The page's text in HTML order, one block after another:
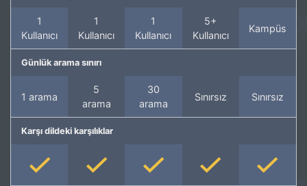
1
Kullanıcı
1
Kullanıcı
1
Kullanıcı
5+
Kullanıcı
Kampüs
Günlük arama sınırı
1 arama
5
arama
30
arama
Sınırsız Sınırsız
Karşı dildeki karşılıklar